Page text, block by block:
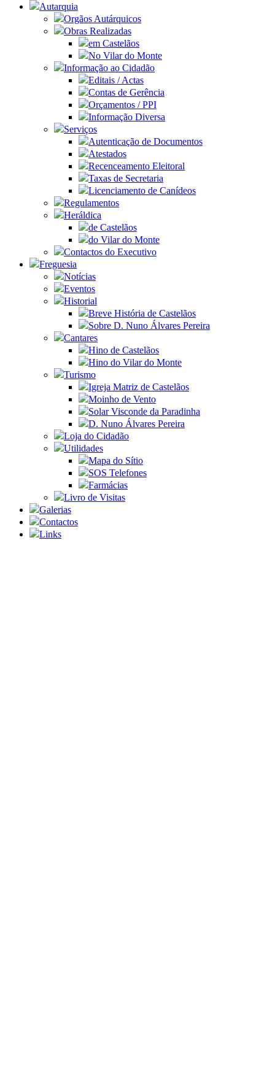
Autarquia
Orgãos Autárquicos
Obras Realizadas
em Castelãos
No Vilar do Monte
Informação ao Cidadão
Editais / Actas
Contas de Gerência
Orçamentos / PPI
Informação Diversa
Serviços
Autenticação de Documentos
Atestados
Recenceamento Eleitoral
Taxas de Secretaria
Licenciamento de Canídeos
Regulamentos
Heráldica
de Castelãos
do Vilar do Monte
Contactos do Executivo
Freguesia
Notícias
Eventos
Historial
Breve História de Castelãos
Sobre D. Nuno Álvares Pereira
Cantares
Hino de Castelãos
Hino do Vilar do Monte
Turismo
Igreja Matriz de Castelãos
Moinho de Vento
Solar Visconde da Paradinha
D. Nuno Álvares Pereira
Loja do Cidadão
Utilidades
Mapa do Sítio
SOS Telefones
Farmácias
Livro de Visitas
Galerias
Contactos
Links